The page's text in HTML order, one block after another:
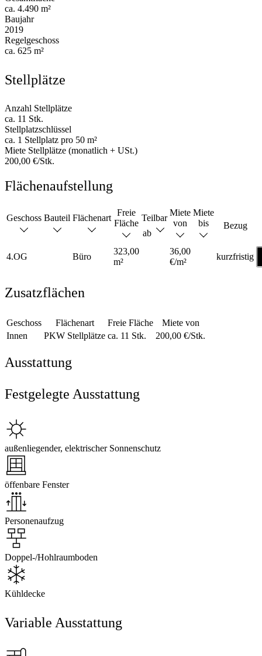
ca. 4.490 m²
Baujahr
2019
Regelgeschoss
ca. 625 m²
Stellplätze
Anzahl Stellplätze
ca. 11 Stk.
Stellplatzschlüssel
ca. 1 Stellplatz pro 50 m²
Miete Stellplätze (monatlich + USt.)
200,00 €/Stk.
Flächenaufstellung
Geschoss Bauteil Flächenart
Freie
Fläche
Teilbar
ab
Miete
von
Miete
bis
Bezug
4.OG Büro
323,00
m²
36,00
€/m²
kurzfristig
Zusatzflächen
Geschoss Flächenart Freie Fläche
Miete von
Innen
PKW Stellplätze ca. 11 Stk. 200,00 €/Stk.
Ausstattung
Festgelegte Ausstattung
außenliegender, elektrischer Sonnenschutz
öffenbare Fenster
Personenaufzug
Doppel-/Hohlraumboden
Kühldecke
Variable Ausstattung